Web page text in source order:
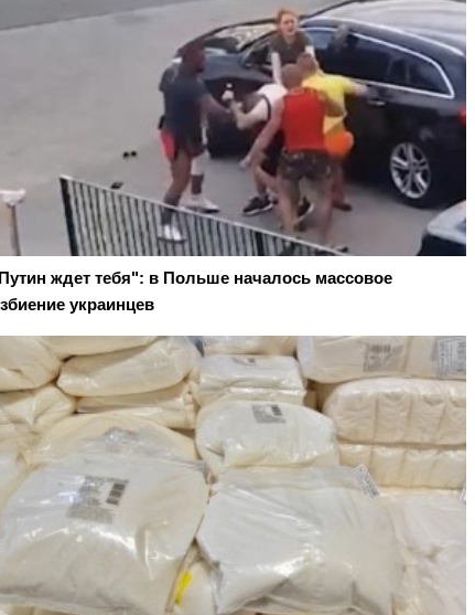
ждет тебя": в Польше началось массовое
украинцев